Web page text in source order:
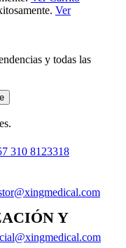
Ver
y todas las
310 8123318
Y